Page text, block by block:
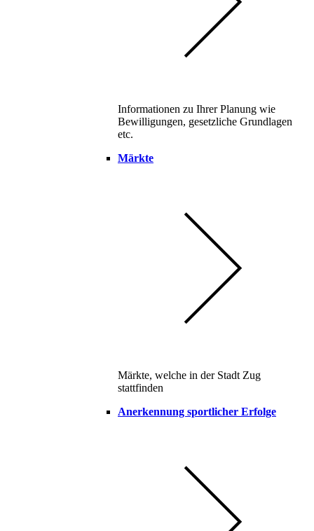
Informationen zu Ihrer Planung wie
Bewilligungen, gesetzliche Grundlagen
etc.
Märkte
Märkte, welche in der Stadt Zug
stattfinden
Anerkennung sportlicher Erfolge